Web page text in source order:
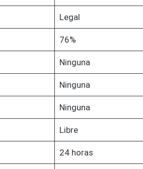
Legal
76%
Ninguna
Ninguna
Ninguna
Libre
24 horas